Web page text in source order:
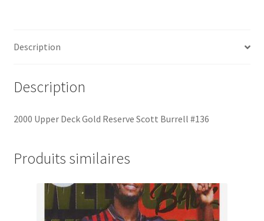
Description
Description
2000 Upper Deck Gold Reserve Scott Burrell #136
Produits similaires